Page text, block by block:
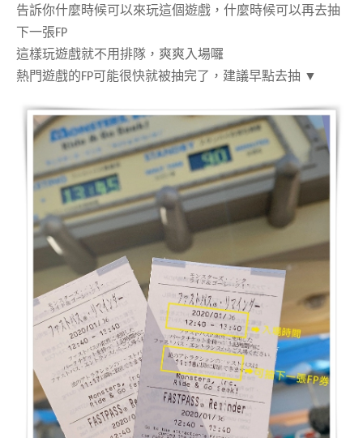
告訴你什麼時候可以來玩這個遊戲，什麼時候可以再去抽
下一張FP
這樣玩遊戲就不用排隊，爽爽入場囉
熱門遊戲的FP可能很快就被抽完了，建議早點去抽 ▼